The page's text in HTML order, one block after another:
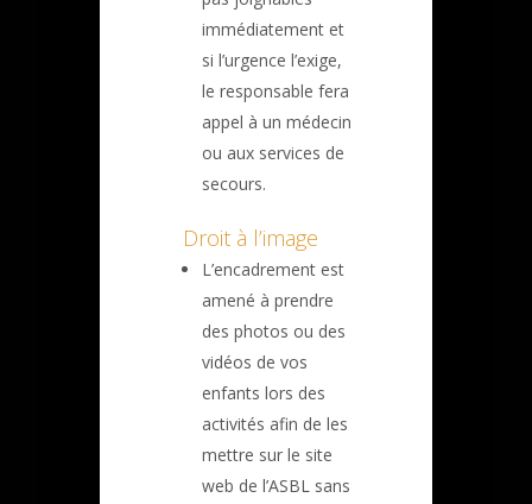
immédiatement et
si l’urgence l’exige,
le responsable fera
appel à un médecin
ou aux services de
secours.
Droit à l’image
L’encadrement est
amené à prendre
des photos ou des
vidéos de vos
enfants lors des
activités afin de les
mettre sur le site
web de l’ASBL sans